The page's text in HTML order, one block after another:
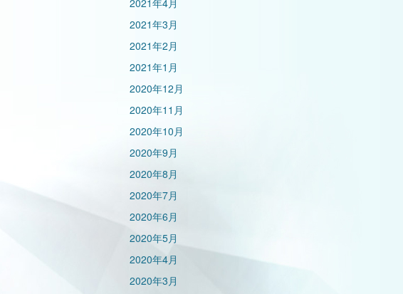
2021年4月
2021年3月
2021年2月
2021年1月
2020年12月
2020年11月
2020年10月
2020年9月
2020年8月
2020年7月
2020年6月
2020年5月
2020年4月
2020年3月